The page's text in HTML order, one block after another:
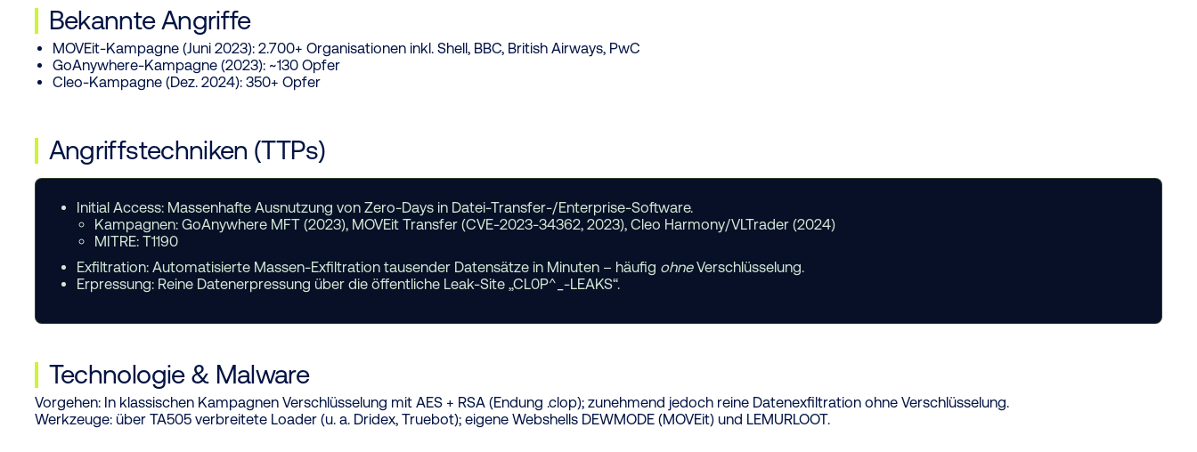
Bekannte Angriffe
MOVEit-Kampagne (Juni 2023): 2.700+ Organisationen inkl. Shell, BBC, British Airways, PwC
GoAnywhere-Kampagne (2023): ~130 Opfer
Cleo-Kampagne (Dez. 2024): 350+ Opfer
Angriffstechniken (TTPs)
Initial Access: Massenhafte Ausnutzung von Zero-Days in Datei-Transfer-/Enterprise-Software.
Kampagnen: GoAnywhere MFT (2023), MOVEit Transfer (CVE-2023-34362, 2023), Cleo Harmony/VLTrader (2024)
MITRE: T1190
Exfiltration: Automatisierte Massen-Exfiltration tausender Datensätze in Minuten – häufig ohneVerschlüsselung.
Erpressung: Reine Datenerpressung über die öffentliche Leak-Site „CL0P^_-LEAKS“.
Technologie & Malware
Vorgehen: In klassischen Kampagnen Verschlüsselung mit AES + RSA (Endung .clop); zunehmend jedoch reine Datenexfiltration ohne Verschlüsselung.
Werkzeuge: über TA505 verbreitete Loader (u. a. Dridex, Truebot); eigene Webshells DEWMODE (MOVEit) und LEMURLOOT.